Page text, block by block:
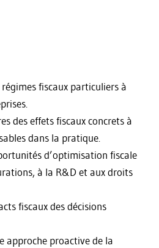
fiscaux particuliers à
des effets fiscaux concrets à
dans la pratique.
d’optimisation fiscale
à la R&D et aux droits
fiscaux des décisions
approche proactive de la